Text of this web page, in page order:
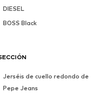
DIESEL
BOSS Black
Jerséis de cuello redondo de
Pepe Jeans